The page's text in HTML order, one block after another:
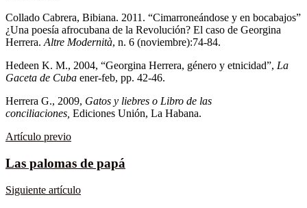
Collado Cabrera, Bibiana. 2011. “Cimarroneándose y en bocabajos”
¿Una poesía afrocubana de la Revolución? El caso de Georgina
Herrera.Altre Modernità, n. 6 (noviembre):74-84.
Hedeen K. M., 2004, “Georgina Herrera, género y etnicidad”, La
Gaceta de Cuba ener-feb, pp. 42-46.
Herrera G., 2009, Gatos y liebres o Libro de las
conciliaciones, Ediciones Unión, La Habana.
Artículo previo
Las palomas de papá
Siguiente artículo